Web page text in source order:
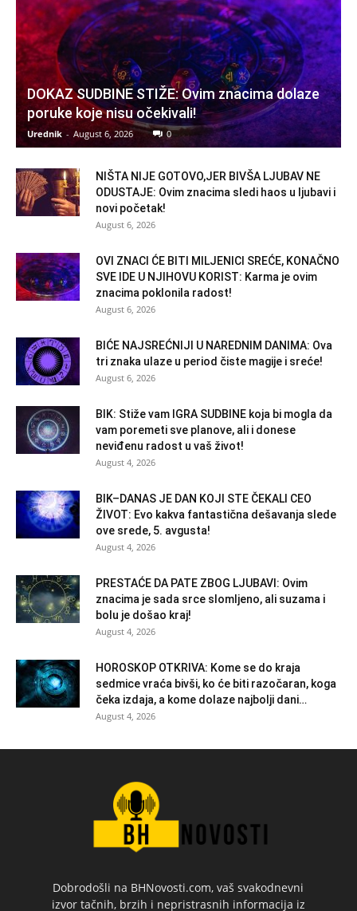
DOKAZ SUDBINE STIŽE: Ovim znacima dolaze
poruke koje nisu očekivali!
Urednik - August 6, 2026 0
NIŠTA NIJE GOTOVO,JER BIVŠA LJUBAV NE
ODUSTAJE: Ovim znacima sledi haos u ljubavi i
novi početak!
August 6, 2026
OVI ZNACI ĆE BITI MILJENICI SREĆE, KONAČNO
SVE IDE U NJIHOVU KORIST: Karma je ovim
znacima poklonila radost!
August 6, 2026
BIĆE NAJSREĆNIJI U NAREDNIM DANIMA: Ova
tri znaka ulaze u period čiste magije i sreće!
August 6, 2026
BIK: Stiže vam IGRA SUDBINE koja bi mogla da
vam poremeti sve planove, ali i donese
neviđenu radost u vaš život!
August 4, 2026
BIK–DANAS JE DAN KOJI STE ČEKALI CEO
ŽIVOT: Evo kakva fantastična dešavanja slede
ove srede, 5. avgusta!
August 4, 2026
PRESTAĆE DA PATE ZBOG LJUBAVI: Ovim
znacima je sada srce slomljeno, ali suzama i
bolu je došao kraj!
August 4, 2026
HOROSKOP OTKRIVA: Kome se do kraja
sedmice vraća bivši, ko će biti razočaran, koga
čeka izdaja, a kome dolaze najbolji dani…
August 4, 2026
Dobrodošli na BHNovosti.com, vaš svakodnevni
izvor tačnih, brzih i nepristrasnih informacija iz